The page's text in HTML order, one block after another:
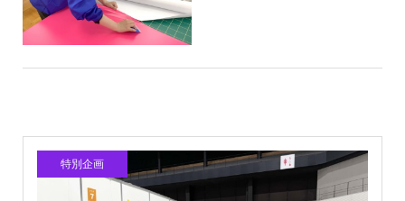
特別企画